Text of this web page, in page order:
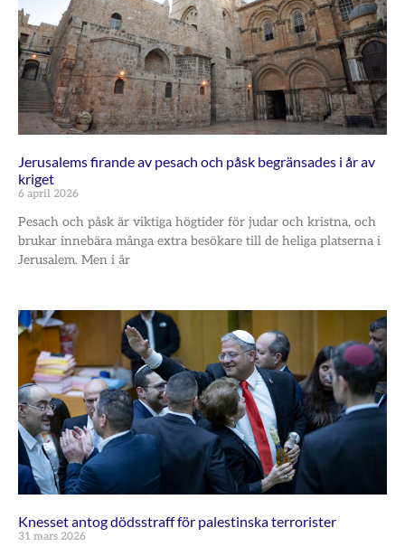
Jerusalems firande av pesach och påsk begränsades i år av
kriget
6 april 2026
Pesach och påsk är viktiga högtider för judar och kristna, och
brukar innebära många extra besökare till de heliga platserna i
Jerusalem. Men i år
Knesset antog dödsstraff för palestinska terrorister
31 mars 2026